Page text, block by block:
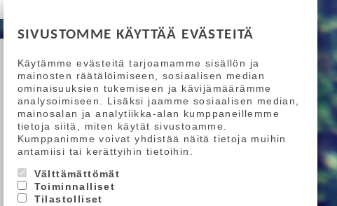
SIVUSTOMME KÄYTTÄÄ EVÄSTEITÄ
Käytämme evästeitä tarjoamamme sisällön ja
mainosten räätälöimiseen, sosiaalisen median
ominaisuuksien tukemiseen ja kävijämäärämme
analysoimiseen. Lisäksi jaamme sosiaalisen median,
mainosalan ja analytiikka-alan kumppaneillemme
tietoja siitä, miten käytät sivustoamme.
Kumppanimme voivat yhdistää näitä tietoja muihin
antamiisi tai kerättyihin tietoihin.
Välttämättömät
Toiminnalliset
Tilastolliset